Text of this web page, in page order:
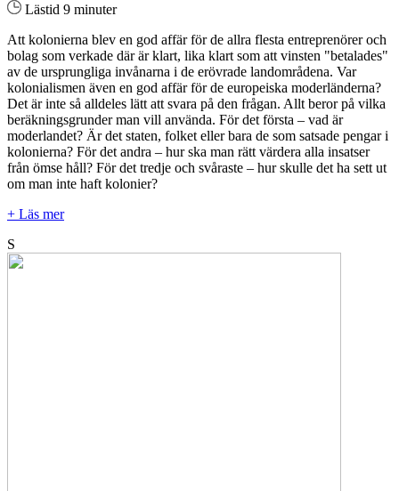
Lästid 9 minuter
Att kolonierna blev en god affär för de allra flesta entreprenörer och
bolag som verkade där är klart, lika klart som att vinsten "betalades"
av de ursprungliga invånarna i de erövrade landområdena. Var
kolonialismen även en god affär för de europeiska moderländerna?
Det är inte så alldeles lätt att svara på den frågan. Allt beror på vilka
beräkningsgrunder man vill använda. För det första – vad är
moderlandet? Är det staten, folket eller bara de som satsade pengar i
kolonierna? För det andra – hur ska man rätt värdera alla insatser
från ömse håll? För det tredje och svåraste – hur skulle det ha sett ut
om man inte haft kolonier?
+ Läs mer
S